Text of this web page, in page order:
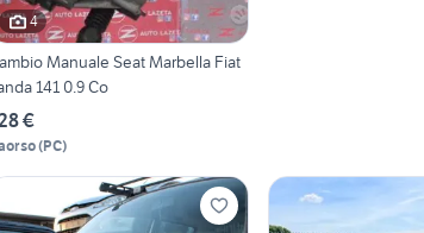
4
Manuale Seat Marbella Fiat
141 0.9 Co
€
(PC)